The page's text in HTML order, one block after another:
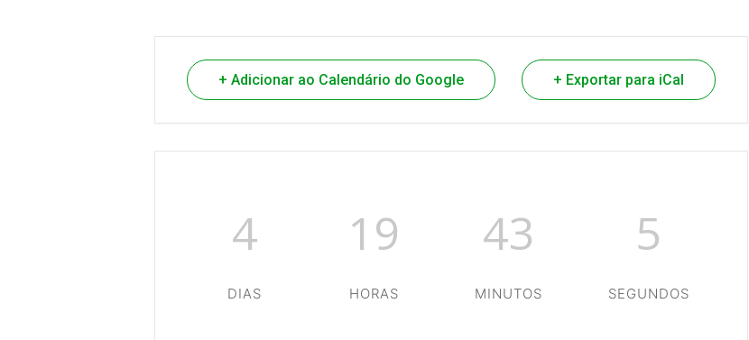
+ Adicionar ao Calendário do Google + Exportar para iCal
4
DIAS
19
HORAS
43
MINUTOS
4
SEGUNDOS